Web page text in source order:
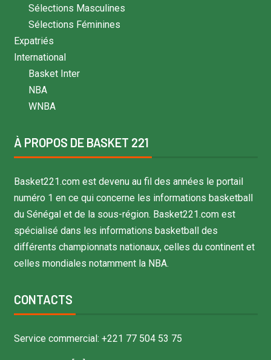
Sélections Masculines
Sélections Féminines
Expatriés
International
Basket Inter
NBA
WNBA
À PROPOS DE BASKET 221
Basket221.com est devenu au fil des années le portail
numéro 1 en ce qui concerne les informations basketball
du Sénégal et de la sous-région. Basket221.com est
spécialisé dans les informations basketball des
différents championnats nationaux, celles du continent et
celles mondiales notamment la NBA.
CONTACTS
Service commercial: +221 77 504 53 75